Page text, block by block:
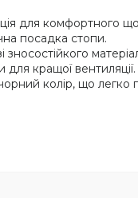
для комфортного
посадка стопи.
зносостійкого
кращої вентиляції.
колір, що